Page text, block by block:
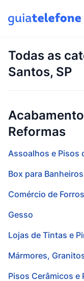
Todas as
Santos, SP
Reformas
Assoalhos e Pisos
Box para Banheiros
Comércio de
Gesso
Lojas de Tintas e
Mármores,
Pisos Cerâmicos e